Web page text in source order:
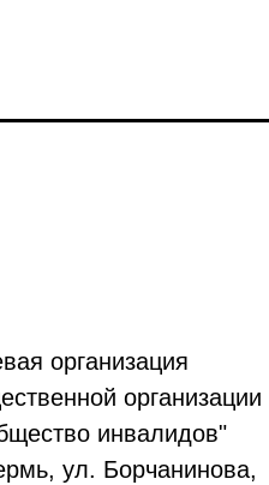
организация
организации
инвалидов"
ул. Борчанинова,